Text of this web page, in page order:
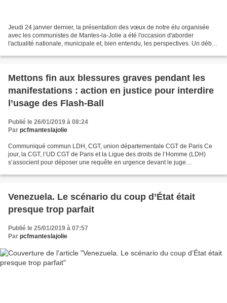
Jeudi 24 janvier dernier, la présentation des vœux de notre élu organisée
avec les communistes de Mantes-la-Jolie a été l'occasion d'aborder
l'actualité nationale, municipale et, bien entendu, les perspectives. Un début
Mettons fin aux blessures graves pendant les
manifestations : action en justice pour interdire
l’usage des Flash-Ball
Publié le 26/01/2019 à 08:24
Par pcfmanteslajolie
Communiqué commun LDH, CGT, union départementale CGT de Paris Ce
jour, la CGT, l’UD CGT de Paris et la Ligue des droits de l’Homme (LDH)
s’associent pour déposer une requête en urgence devant le juge
Venezuela. Le scénario du coup d’État était
presque trop parfait
Publié le 25/01/2019 à 07:57
Par pcfmanteslajolie